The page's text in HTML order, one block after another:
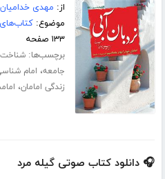
از: مهدی خدامیان
موضوع:
۱۳۳ صفحه
برچسب‌ها:شناخت
جامعه، امام
زندگی امامان،
🎧 دانلود کتاب صوتی گیله مرد